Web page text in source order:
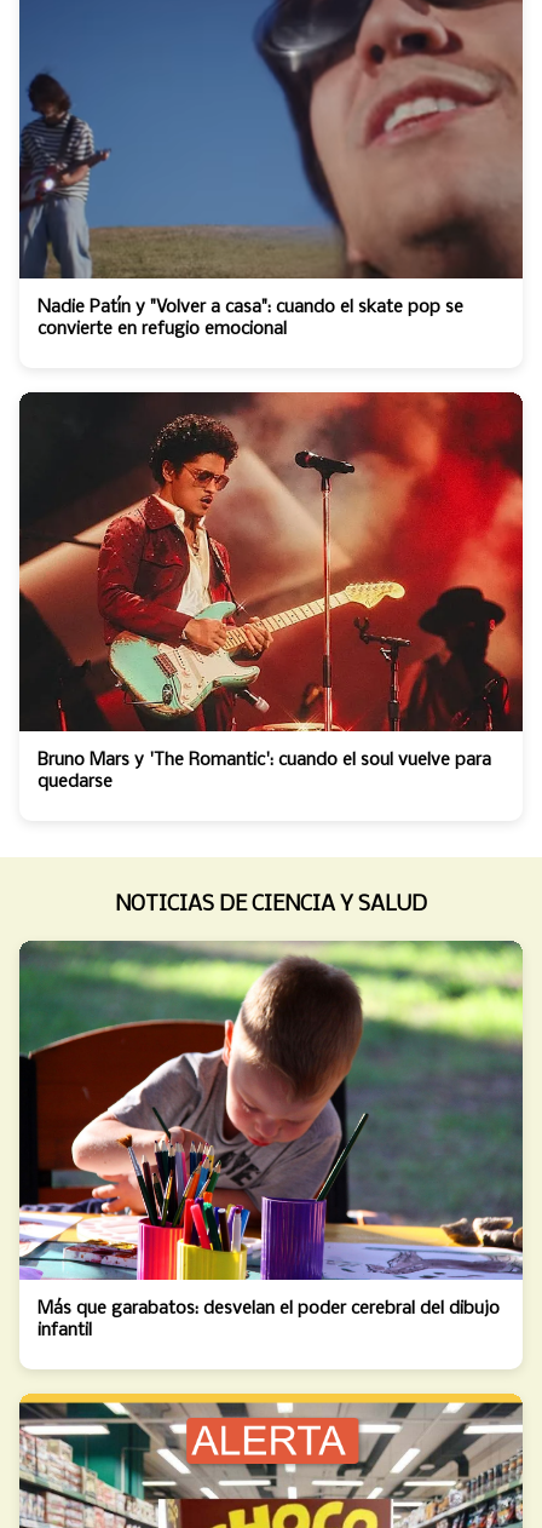
Nadie Patín y "Volver a casa": cuando el skate pop se
convierte en refugio emocional
Bruno Mars y 'The Romantic': cuando el soul vuelve para
quedarse
NOTICIAS DE CIENCIA Y SALUD
Más que garabatos: desvelan el poder cerebral del dibujo
infantil